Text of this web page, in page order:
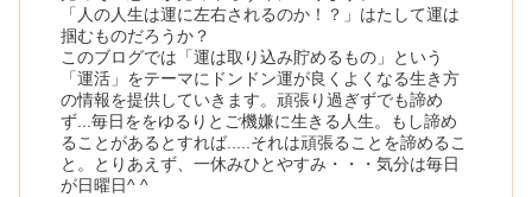
「人の人生は運に左右されるのか！？」はたして運は
掴むものだろうか？
このブログでは「運は取り込み貯めるもの」という
「運活」をテーマにドンドン運が良くよくなる生き方
の情報を提供していきます。頑張り過ぎずでも諦め
ず...毎日ををゆるりとご機嫌に生きる人生。もし諦め
ることがあるとすれば.....それは頑張ることを諦めるこ
と。とりあえず、一休みひとやすみ・・・気分は毎日
が日曜日^ ^